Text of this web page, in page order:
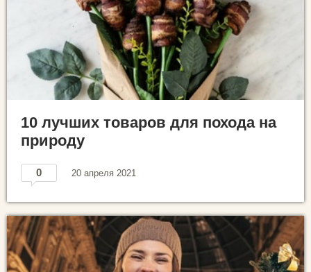
10 лучших товаров для похода на
природу
0 20 апреля 2021